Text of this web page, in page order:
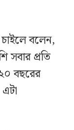
চাইলে বলেন,
প্রতি
বছরের